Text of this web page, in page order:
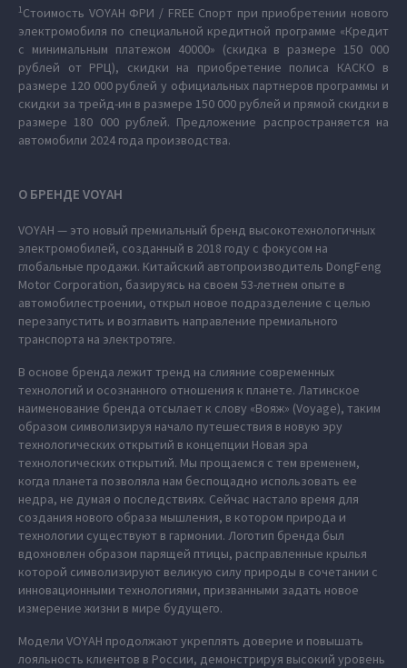
1Стоимость VOYAH ФРИ / FREE Спорт при приобретении нового
электромобиля по специальной кредитной программе «Кредит
c минимальным платежом 40000» (скидка в размере 150 000
рублей от РРЦ), скидки на приобретение полиса КАСКО в
размере 120 000 рублей у официальных партнеров программы и
скидки за трейд-ин в размере 150 000 рублей и прямой скидки в
размере 180 000 рублей. Предложение распространяется на
автомобили 2024 года производства.
О БРЕНДЕ VOYAH
VOYAH — это новый премиальный бренд высокотехнологичных
электромобилей, созданный в 2018 году с фокусом на
глобальные продажи. Китайский автопроизводитель DongFeng
Motor Corporation, базируясь на своем 53-летнем опыте в
автомобилестроении, открыл новое подразделение с целью
перезапустить и возглавить направление премиального
транспорта на электротяге.
В основе бренда лежит тренд на слияние современных
технологий и осознанного отношения к планете. Латинское
наименование бренда отсылает к слову «Вояж» (Voyage), таким
образом символизируя начало путешествия в новую эру
технологических открытий в концепции Новая эра
технологических открытий. Мы прощаемся с тем временем,
когда планета позволяла нам беспощадно использовать ее
недра, не думая о последствиях. Сейчас настало время для
создания нового образа мышления, в котором природа и
технологии существуют в гармонии. Логотип бренда был
вдохновлен образом парящей птицы, расправленные крылья
которой символизируют великую силу природы в сочетании с
инновационными технологиями, призванными задать новое
измерение жизни в мире будущего.
Модели VOYAH продолжают укреплять доверие и повышать
лояльность клиентов в России, демонстрируя высокий уровень